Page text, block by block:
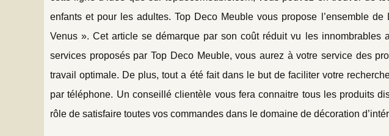
enfants et pour les adultes. Top Deco Meuble vous propose l’ensemble
Venus ». Cet article se démarque par son coût réduit vu les innombrables
services proposés par Top Deco Meuble, vous aurez à votre service des
travail optimale. De plus, tout a été fait dans le but de faciliter votre
par téléphone. Un conseillé clientèle vous fera connaitre tous les produits
rôle de satisfaire toutes vos commandes dans le domaine de décoration